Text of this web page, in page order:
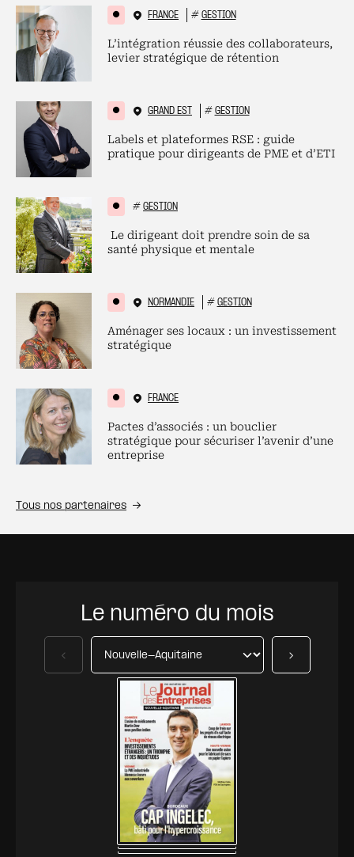
FRANCE # GESTION
L’intégration réussie des collaborateurs,
levier stratégique de rétention
GRAND EST # GESTION
Labels et plateformes RSE : guide
pratique pour dirigeants de PME et d’ETI
# GESTION
Le dirigeant doit prendre soin de sa
santé physique et mentale
NORMANDIE # GESTION
Aménager ses locaux : un investissement
stratégique
FRANCE
Pactes d’associés : un bouclier
stratégique pour sécuriser l’avenir d’une
entreprise
Tous nos partenaires
Le numéro du mois
Précédent Suivant